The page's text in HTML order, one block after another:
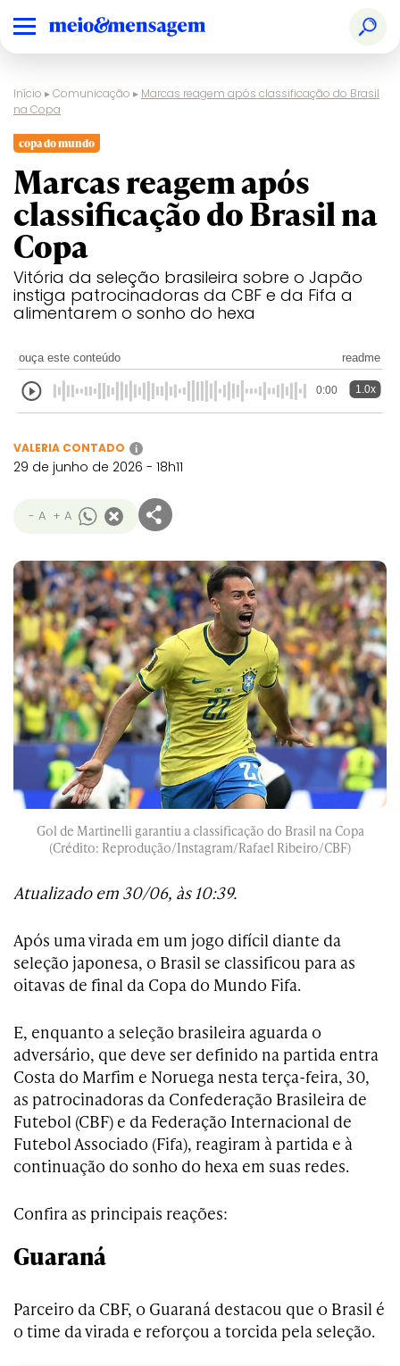
Início ▸Comunicação ▸ Marcas reagem após classificação do Brasil
na Copa
copa do mundo
Marcas reagem após
classificação do Brasil na
Copa
Vitória da seleção brasileira sobre o Japão
instiga patrocinadoras da CBF e da Fifa a
alimentarem o sonho do hexa
ouça este conteúdo readme
0:00 1.0x
VALERIA CONTADO i
29 de junho de 2026 - 18h11
- A + A
Gol de Martinelli garantiu a classificação do Brasil na Copa
(Crédito: Reprodução/Instagram/Rafael Ribeiro/CBF)
Atualizado em 30/06, às 10:39.
Após uma virada em um jogo difícil diante da
seleção japonesa, o Brasil se classificou para as
oitavas de final da Copa do Mundo Fifa.
E, enquanto a seleção brasileira aguarda o
adversário, que deve ser definido na partida entra
Costa do Marfim e Noruega nesta terça-feira, 30,
as patrocinadoras da Confederação Brasileira de
Futebol (CBF) e da Federação Internacional de
Futebol Associado (Fifa), reagiram à partida e à
continuação do sonho do hexa em suas redes.
Confira as principais reações:
Guaraná
Parceiro da CBF, o Guaraná destacou que o Brasil é
o time da virada e reforçou a torcida pela seleção.